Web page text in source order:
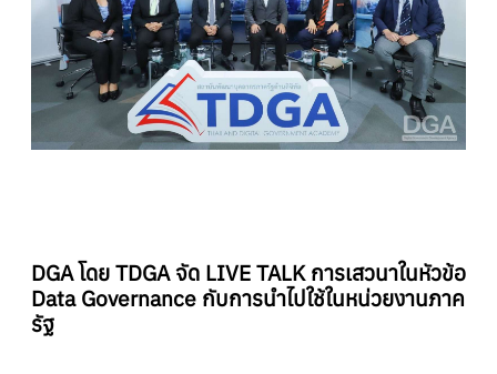
DGA โดย TDGA จัด LIVE TALK การเสวนาในหัวข้อ
Data Governance กับการนำไปใช้ในหน่วยงานภาค
รัฐ